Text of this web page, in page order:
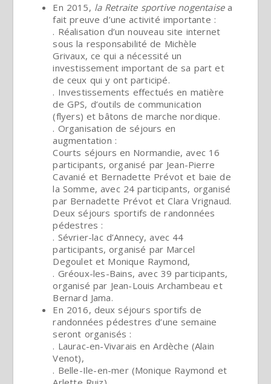
En 2015, la Retraite sportive nogentaisea
fait preuve d’une activité importante :
. Réalisation d’un nouveau site internet
sous la responsabilité de Michèle
Grivaux, ce qui a nécessité un
investissement important de sa part et
de ceux qui y ont participé.
. Investissements effectués en matière
de GPS, d’outils de communication
(flyers) et bâtons de marche nordique.
. Organisation de séjours en
augmentation :
Courts séjours en Normandie, avec 16
participants, organisé par Jean-Pierre
Cavanié et Bernadette Prévot et baie de
la Somme, avec 24 participants, organisé
par Bernadette Prévot et Clara Vrignaud.
Deux séjours sportifs de randonnées
pédestres :
. Sévrier-lac d’Annecy, avec 44
participants, organisé par Marcel
Degoulet et Monique Raymond,
. Gréoux-les-Bains, avec 39 participants,
organisé par Jean-Louis Archambeau et
Bernard Jama.
En 2016, deux séjours sportifs de
randonnées pédestres d’une semaine
seront organisés :
. Laurac-en-Vivarais en Ardèche (Alain
Venot),
. Belle-Ile-en-mer (Monique Raymond et